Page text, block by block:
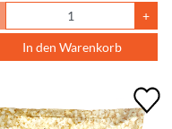
+
In den Warenkorb